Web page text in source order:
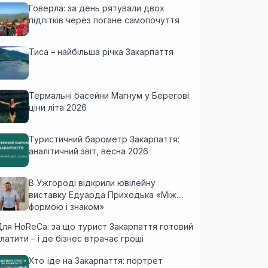
Говерла: за день рятували двох
підлітків через погане самопочуття
Тиса – найбільша річка Закарпаття
Термальні басейни Магнум у Берегові:
ціни літа 2026
Туристичний барометр Закарпаття:
аналітичний звіт, весна 2026
В Ужгороді відкрили ювілейну
виставку Едуарда Приходька «Між
формою і знаком»
HoReCa: за що турист Закарпаття готовий
– і де бізнес втрачає гроші
Хто їде на Закарпаття: портрет